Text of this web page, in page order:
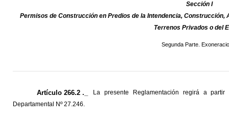
Sección I
Permisos de Construcción en Predios de la Intendencia,
Terrenos Privados o del
Segunda Parte.
Artículo 266.2 ._
La presente Reglamentación regirá a
Departamental Nº 27.246.